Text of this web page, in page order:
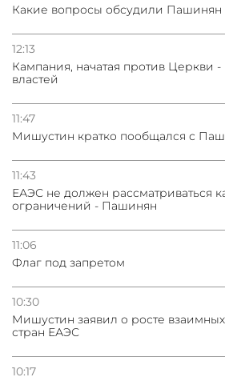
Какие вопросы обсудили
12:13
Кампания, начатая против Церкви -
властей
11:47
Мишустин кратко пообщался с
11:43
ЕАЭС не должен рассматриваться
ограничений - Пашинян
11:06
Флаг под запретом
10:30
Мишустин заявил о росте взаимных
стран ЕАЭС
10:17